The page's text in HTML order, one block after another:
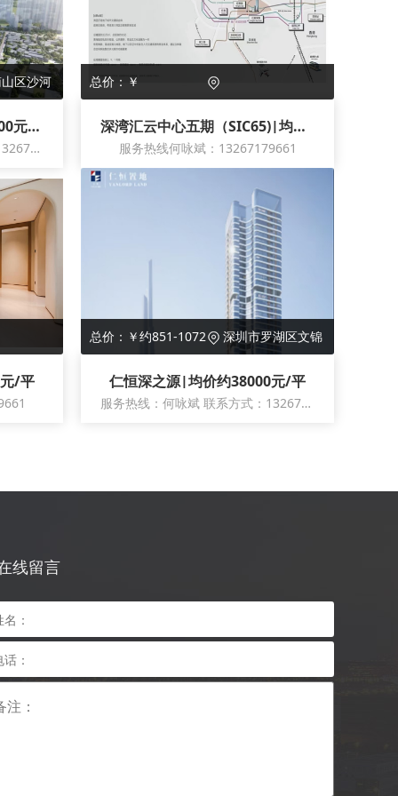
区沙河
与新塘
角
深业世纪山谷|均价约109800元/平
服务热线：何咏斌 联系方式：13267179661
总价：￥
深湾汇云中心五期（SIC65)|均价150000元/平
服务热线何咏斌：13267179661
/平
总价：￥约851-1072 深圳市罗湖区文锦
中路与深南东路交汇
处
仁恒深之源|均价约38000元/平
服务热线：何咏斌 联系方式：13267179661
线留言